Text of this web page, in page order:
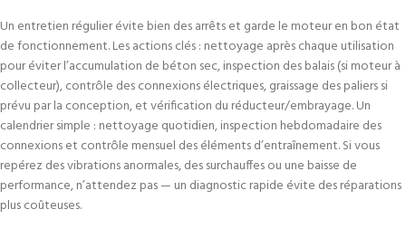
Un entretien régulier évite bien des arrêts et garde le moteur en bon état
de fonctionnement. Les actions clés : nettoyage après chaque utilisation
pour éviter l’accumulation de béton sec, inspection des balais (si moteur à
collecteur), contrôle des connexions électriques, graissage des paliers si
prévu par la conception, et vérification du réducteur/embrayage. Un
calendrier simple : nettoyage quotidien, inspection hebdomadaire des
connexions et contrôle mensuel des éléments d’entraînement. Si vous
repérez des vibrations anormales, des surchauffes ou une baisse de
performance, n’attendez pas — un diagnostic rapide évite des réparations
plus coûteuses.